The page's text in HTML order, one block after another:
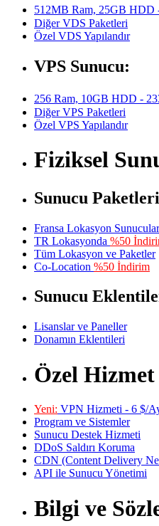
512MB Ram, 25GB HDD
Diğer VDS Paketleri
Özel VDS Yapılandır
VPS Sunucu:
256 Ram, 10GB HDD -
Diğer VPS Paketleri
Özel VPS Yapılandır
Fiziksel
Sunucu
Fransa Lokasyon Sunucular
TR Lokasyonda %50
Tüm Lokasyon ve Paketler
Co-Location %50 İndirim
Sunucu
Lisanslar ve Paneller
Donamın Eklentileri
Özel
Yeni: VPN Hizmeti - 6 $/
Program ve Sistemler
Sunucu Destek Hizmeti
DDoS Saldırı Koruma
CDN (Content Delivery
API ile Sunucu Yönetimi
Bilgi ve